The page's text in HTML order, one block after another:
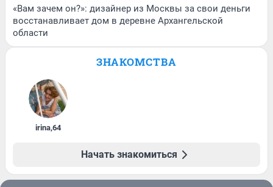
«Вам зачем он?»: дизайнер из Москвы за свои деньги
восстанавливает дом в деревне Архангельской
области
ЗНАКОМСТВА
irina,64
Начать знакомиться